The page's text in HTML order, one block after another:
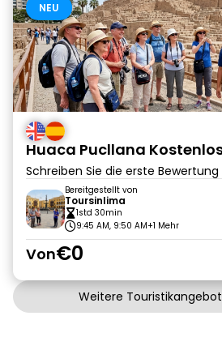
NEU
Huaca Pucllana
Schreiben Sie die erste Bewertung
Bereitgestellt von
Toursinlima
1std 30min
9:45 AM, 9:50 AM+1 Mehr
Von€0
Weitere